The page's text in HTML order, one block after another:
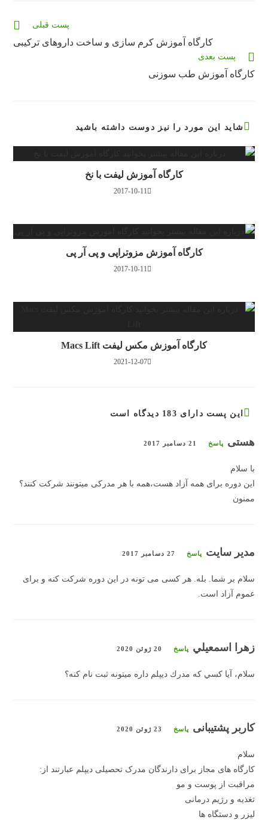
بخوانید
پست قبلی
کارگاه آموزش کرم سازی و ساخت داروهای ترکیبی
پست بعدی
کارگاه آموزش طب سوزنی
شاید این مورد را نیز دوست داشته باشید
کارگاه آموزش لیفت با نخ
2017-10-11
کارگاه آموزش مزوتراپی و پی آر پی
2017-10-11
کارگاه آموزش مکس لیفت Macs Lift
2021-12-07
این پست دارای 183 دیدگاه است
هستى پاسخ 21 دسامبر 2017
با سلام
اين دوره براى همه آزاد هست،همه با هر مدركى ميتونند شركت كنند؟
ممنون
مدیر سایت پاسخ 27 دسامبر 2017
سلام بر شما. بله. هر کسی می تونه در این دوره شرکت کنه و برای
عموم آزاد است.
زهرا اسمعيلي پاسخ 20 ژوئن 2020
سلام، آيا كسي كه مدرك ديپلم داره ميتونه ثبت نام كنه؟
کاربر پشتیبانی پاسخ 23 ژوئن 2020
سلام
کارگاه های مجاز برای دارندگان مدرک تحصیلی دیپلم عبارتند از:
مراقبت از پوست و مو
تغذیه و رژیم درمانی
لیزر و دستگاه ها